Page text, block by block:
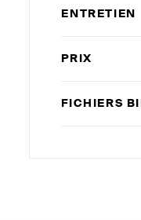
ENTRETIEN
PRIX
FICHIERS